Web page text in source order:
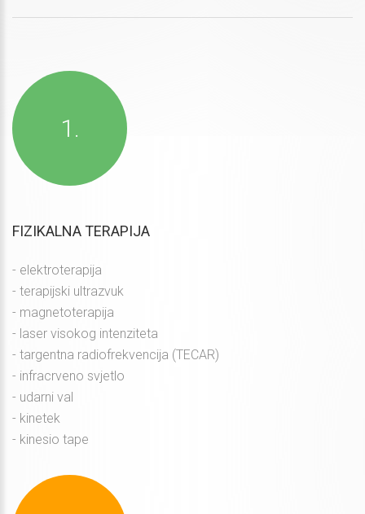
FIZIKALNA TERAPIJA
- elektroterapija
- terapijski ultrazvuk
- magnetoterapija
- laser visokog intenziteta
- targentna radiofrekvencija (TECAR)
- infracrveno svjetlo
- udarni val
- kinetek
- kinesio tape